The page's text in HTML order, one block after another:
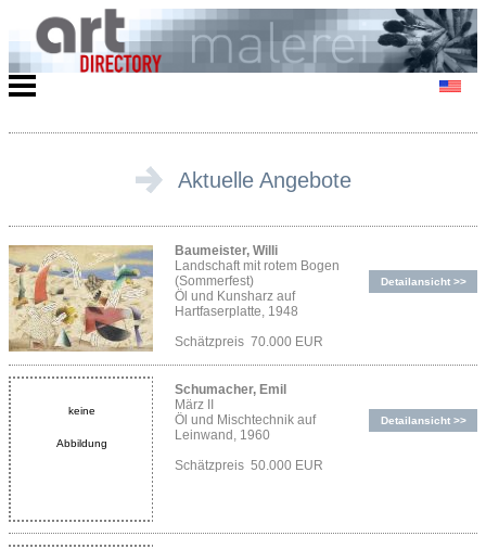
Aktuelle Angebote
Baumeister, Willi
Landschaft mit rotem Bogen
(Sommerfest)
Öl und Kunsharz auf
Hartfaserplatte, 1948
Schätzpreis 70.000 EUR
Detailansicht >>
keine
Abbildung
Schumacher, Emil
März II
Öl und Mischtechnik auf
Leinwand, 1960
Schätzpreis 50.000 EUR
Detailansicht >>